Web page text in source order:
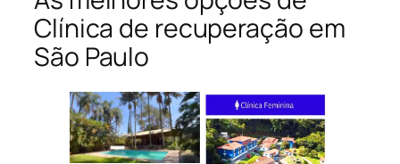
Clínica de recuperação em
São Paulo